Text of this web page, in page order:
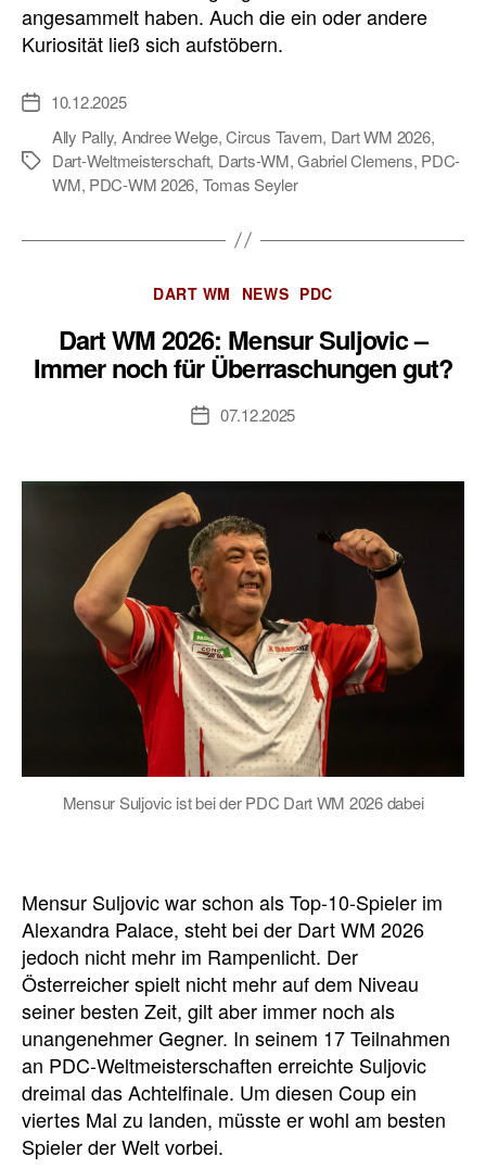
angesammelt haben. Auch die ein oder andere
Kuriosität ließ sich aufstöbern.
Veröffentlichungsdatum
10.12.2025
Schlagwörter
Ally Pally, Andree Welge,Circus Tavern, Dart WM 2026,
Dart-Weltmeisterschaft, Darts-WM,Gabriel Clemens, PDC-
WM, PDC-WM 2026, Tomas Seyler
Kategorien
DART WM NEWS PDC
Dart WM 2026: Mensur Suljovic –
Immer noch für Überraschungen gut?
Veröffentlichungsdatum
07.12.2025
Mensur Suljovic ist bei der PDC Dart WM 2026 dabei
Mensur Suljovic war schon als Top-10-Spieler im
Alexandra Palace, steht bei der Dart WM 2026
jedoch nicht mehr im Rampenlicht. Der
Österreicher spielt nicht mehr auf dem Niveau
seiner besten Zeit, gilt aber immer noch als
unangenehmer Gegner. In seinem 17 Teilnahmen
an PDC-Weltmeisterschaften erreichte Suljovic
dreimal das Achtelfinale. Um diesen Coup ein
viertes Mal zu landen, müsste er wohl am besten
Spieler der Welt vorbei.